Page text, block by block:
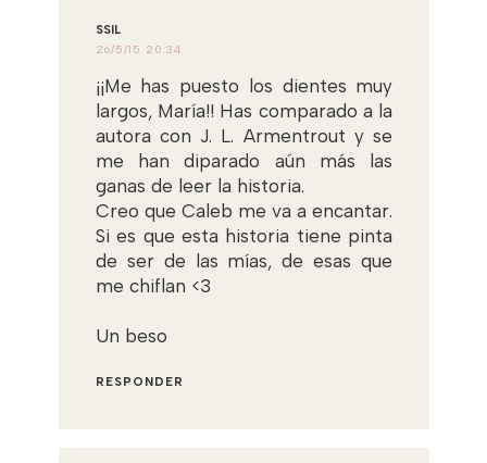
SSIL
26/5/15 20:34
¡¡Me has puesto los dientes muy
largos, María!! Has comparado a la
autora con J. L. Armentrout y se
me han diparado aún más las
ganas de leer la historia.
Creo que Caleb me va a encantar.
Si es que esta historia tiene pinta
de ser de las mías, de esas que
me chiflan <3
Un beso
RESPONDER